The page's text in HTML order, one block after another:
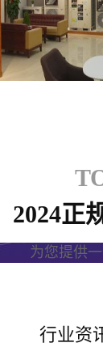
2024正
为您提供
行业资